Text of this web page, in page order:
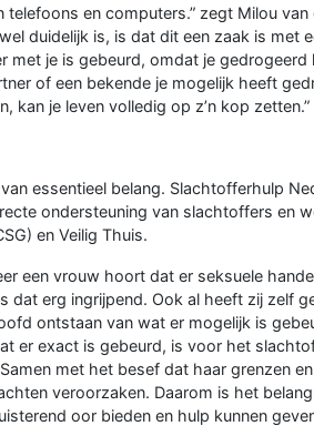
en computers.” zegt Milou van
duidelijk is, is dat dit een zaak is met
met je is gebeurd, omdat je gedrogeerd
of een bekende je mogelijk heeft
kan je leven volledig op z’n kop zetten.”
essentieel belang. Slachtofferhulp
ondersteuning van slachtoffers en
en Veilig Thuis.
een vrouw hoort dat er seksuele
dat erg ingrijpend. Ook al heeft zij zelf
ontstaan van wat er mogelijk is
er exact is gebeurd, is voor het
met het besef dat haar grenzen
veroorzaken. Daarom is het
oor bieden en hulp kunnen